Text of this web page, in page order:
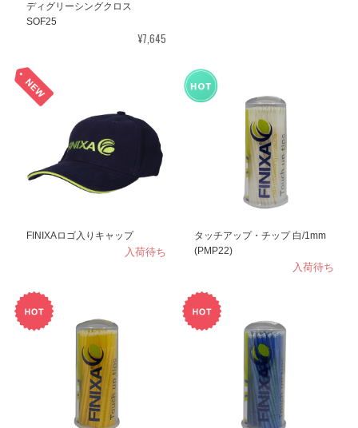
ディグリーシングクロス
SOF25
¥7,645
FINIXAロゴ入りキャップ
入荷待ち
タッチアップ・チップ 白/1mm
(PMP22)
入荷待ち